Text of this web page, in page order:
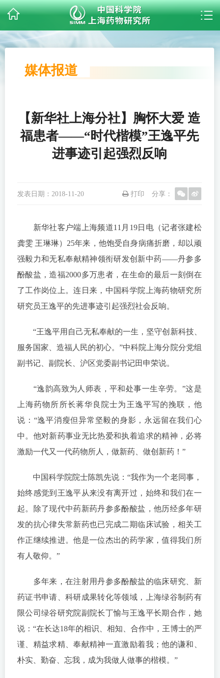
媒体报道
【新华社上海分社】胸怀大爱 造
福患者——“时代楷模”王逸平先
进事迹引起强烈反响
发表日期： 2018-11-20 分享：
打印
新华社客户端上海频道11月19日电（记者张建松
龚雯 王琳琳）25年来，他饱受自身病痛折磨，却以顽
强毅力和无私奉献精神领衔研发创新中药——丹参多
酚酸盐，造福2000多万患者，在生命的最后一刻倒在
了工作岗位上。连日来，中国科学院上海药物研究所
研究员王逸平的先进事迹引起强烈社会反响。
“王逸平用自己无私奉献的一生，坚守创新科技、
服务国家、造福人民的初心。”中科院上海分院分党组
副书记、副院长、沪区党委副书记田申荣说。
“逸韵高致为人师表，平和处事一生辛劳。”这是
上海药物所所长蒋华良院士为王逸平写的挽联，他
说：“逸平消瘦但异常坚毅的身影，永远留在我们心
中。他对新药事业无比热爱和执着追求的精神，必将
激励一代又一代药物所人，做新药、做创新药！”
中国科学院院士陈凯先说：“我作为一个老同事，
始终感觉到王逸平从来没有离开过，始终和我们在一
起。除了现代中药新药丹参多酚酸盐，他历经多年研
发的抗心律失常新药也已完成二期临床试验，相关工
作正继续推进。他是一位杰出的药学家，值得我们所
有人敬仰。”
多年来，在注射用丹参多酚酸盐的临床研究、新
药证书申请、科研成果转化等领域，上海绿谷制药有
限公司绿谷研究院副院长丁愉与王逸平长期合作，她
说：“在长达18年的相识、相知、合作中，王博士的严
谨、精益求精、奉献精神一直激励着我；他的谦和、
朴实、勤奋、忘我，成为我做人做事的楷模。”